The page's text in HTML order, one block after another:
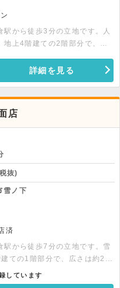
から徒歩3分の立地です。人
地上4階建ての2階部分で、広
です。諸条件のご相談などは、
詳細を見る
店
抜)
雪ノ下
済
駅から徒歩7分の立地です。雪
ての1階部分で、広さは約20
いや煙の強くない飲食店とし
どは、お気軽にお問い合わせく
しています